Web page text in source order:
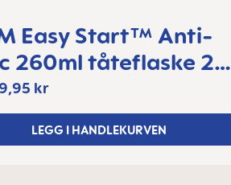
Easy Start™ Anti-
260ml tåteflaske 2+
1 stk
kr
LEGG I HANDLEKURVEN